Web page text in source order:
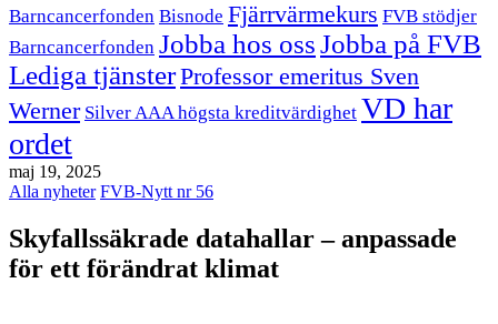
Barncancerfonden Bisnode Fjärrvärmekurs FVB stödjer
Barncancerfonden Jobba hos ossJobba på FVB
Lediga tjänsterProfessor emeritus Sven
Werner Silver AAA högsta kreditvärdighet VD har
ordet
maj 19, 2025
Alla nyheter FVB-Nytt nr 56
Skyfallssäkrade datahallar – anpassade
för ett förändrat klimat